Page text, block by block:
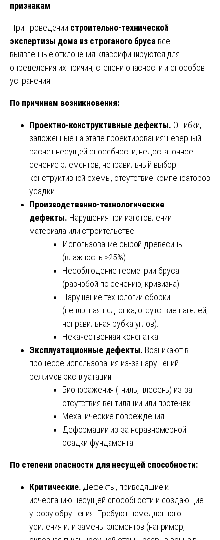
признакам
При проведении строительно-технической
экспертизы дома из строганого бруса все
выявленные отклонения классифицируются для
определения их причин, степени опасности и способов
устранения.
По причинам возникновения:
Проектно-конструктивные дефекты. Ошибки,
заложенные на этапе проектирования: неверный
расчет несущей способности, недостаточное
сечение элементов, неправильный выбор
конструктивной схемы, отсутствие компенсаторов
усадки.
Производственно-технологические
дефекты. Нарушения при изготовлении
материала или строительстве:
Использование сырой древесины
(влажность >25%).
Несоблюдение геометрии бруса
(разнобой по сечению, кривизна).
Нарушение технологии сборки
(неплотная подгонка, отсутствие нагелей,
неправильная рубка углов).
Некачественная конопатка.
Эксплуатационные дефекты. Возникают в
процессе использования из-за нарушений
режимов эксплуатации:
Биопоражения (гниль, плесень) из-за
отсутствия вентиляции или протечек.
Механические повреждения.
Деформации из-за неравномерной
осадки фундамента.
По степени опасности для несущей способности:
Критические. Дефекты, приводящие к
исчерпанию несущей способности и создающие
угрозу обрушения. Требуют немедленного
усиления или замены элементов (например,